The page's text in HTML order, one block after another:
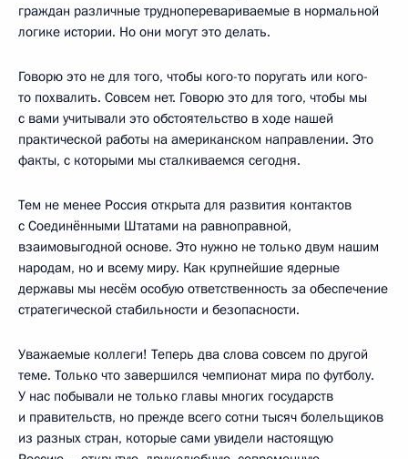
граждан различные трудноперевариваемые в нормальной
логике истории. Но они могут это делать.
Говорю это не для того, чтобы кого-то поругать или кого-
то похвалить. Совсем нет. Говорю это для того, чтобы мы
с вами учитывали это обстоятельство в ходе нашей
практической работы на американском направлении. Это
факты, с которыми мы сталкиваемся сегодня.
Тем не менее Россия открыта для развития контактов
с Соединёнными Штатами на равноправной,
взаимовыгодной основе. Это нужно не только двум нашим
народам, но и всему миру. Как крупнейшие ядерные
державы мы несём особую ответственность за обеспечение
стратегической стабильности и безопасности.
Уважаемые коллеги! Теперь два слова совсем по другой
теме. Только что завершился чемпионат мира по футболу.
У нас побывали не только главы многих государств
и правительств, но прежде всего сотни тысяч болельщиков
из разных стран, которые сами увидели настоящую